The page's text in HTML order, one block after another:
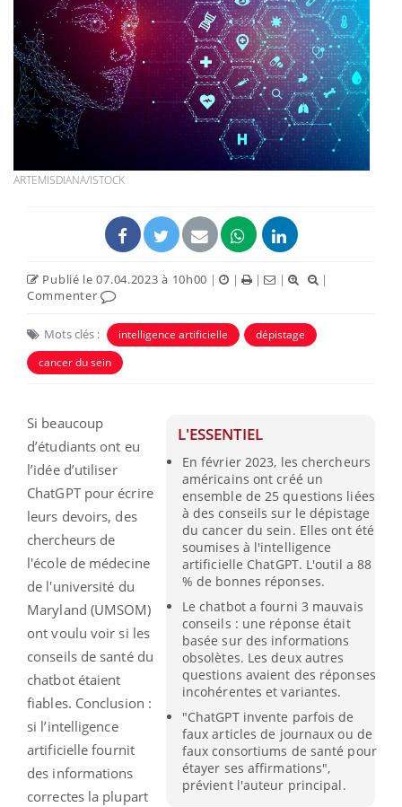
ARTEMISDIANA/ISTOCK
Publié le 07.04.2023 à 10h00 | | | |
|
Commenter
Mots clés : intelligence artificielle
dépistage
cancer du sein
L'ESSENTIEL
En février 2023, les chercheurs
américains ont créé un
ensemble de 25 questions liées
à des conseils sur le dépistage
du cancer du sein. Elles ont été
soumises à l'intelligence
artificielle ChatGPT. L'outil a 88
% de bonnes réponses.
Le chatbot a fourni 3 mauvais
conseils : une réponse était
basée sur des informations
obsolètes. Les deux autres
questions avaient des réponses
incohérentes et variantes.
"ChatGPT invente parfois de
faux articles de journaux ou de
faux consortiums de santé pour
étayer ses affirmations",
prévient l'auteur principal.
Si beaucoup
d’étudiants ont eu
l’idée d’utiliser
ChatGPT pour écrire
leurs devoirs, des
chercheurs de
l'école de médecine
de l'université du
Maryland (UMSOM)
ont voulu voir si les
conseils de santé du
chatbot étaient
fiables. Conclusion :
si l’intelligence
artificielle fournit
des informations
correctes la plupart